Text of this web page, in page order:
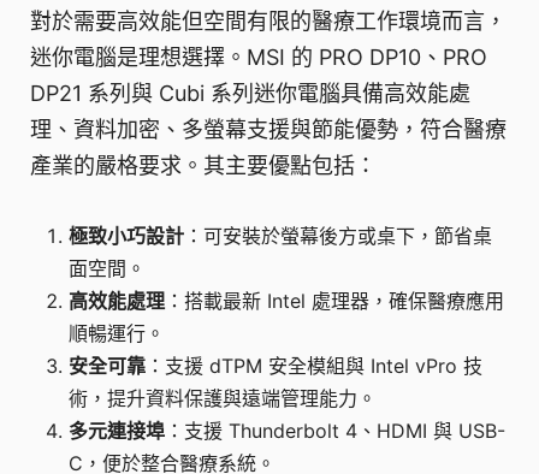
對於需要高效能但空間有限的醫療工作環境而言，
迷你電腦是理想選擇。MSI 的 PRO DP10、PRO
DP21 系列與 Cubi 系列迷你電腦具備高效能處
理、資料加密、多螢幕支援與節能優勢，符合醫療
產業的嚴格要求。其主要優點包括：
極致小巧設計 ：可安裝於螢幕後方或桌下，節省桌
面空間。
高效能處理 ：搭載最新 Intel 處理器，確保醫療應用
順暢運行。
安全可靠 ：支援 dTPM 安全模組與 Intel vPro 技
術，提升資料保護與遠端管理能力。
多元連接埠 ：支援 Thunderbolt 4、HDMI 與 USB-
C，便於整合醫療系統。